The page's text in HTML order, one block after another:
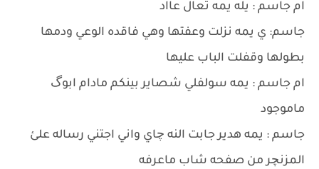
ام جاسم : يله يمه تعال عااد
جاسم: ي يمه نزلت وعفتها وهي فاقده الوعي ودمها
بطولها وقفلت الباب عليها
ام جاسم : يمه سولفلي شصاير بينكم مادام ابوگ
ماموجود
جاسم : يمه هدير جابت النه چاي واني اجتني رساله علئ
المزنچر من صفحه شاب ماعرفه